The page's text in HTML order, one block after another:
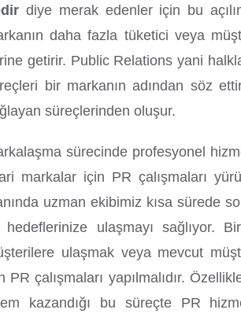
diye merak edenler için bu
daha fazla tüketici veya
getirir. Public Relations yani
bir markanın adından söz
süreçlerinden oluşur.
sürecinde profesyonel
markalar için PR çalışmaları
uzman ekibimiz kısa sürede
hedeflerinize ulaşmayı sağlıyor.
ulaşmak veya mevcut
PR çalışmaları yapılmalıdır.
kazandığı bu süreçte PR